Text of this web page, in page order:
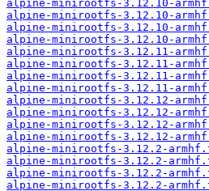
alpine-minirootfs-3.12.10-
alpine-minirootfs-3.12.10-
alpine-minirootfs-3.12.10-
alpine-minirootfs-3.12.10-
alpine-minirootfs-3.12.11-
alpine-minirootfs-3.12.11-
alpine-minirootfs-3.12.11-
alpine-minirootfs-3.12.11-
alpine-minirootfs-3.12.12-
alpine-minirootfs-3.12.12-
alpine-minirootfs-3.12.12-
alpine-minirootfs-3.12.12-
alpine-minirootfs-3.12.2-
alpine-minirootfs-3.12.2-
alpine-minirootfs-3.12.2-
alpine-minirootfs-3.12.2-